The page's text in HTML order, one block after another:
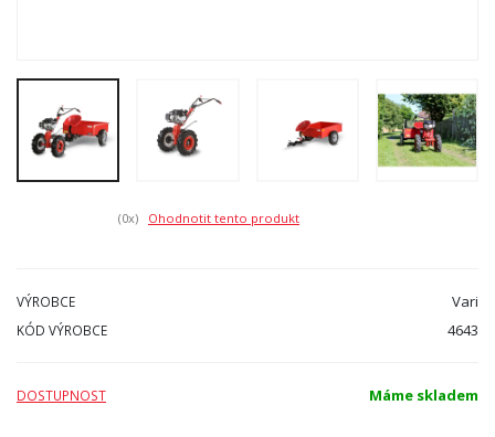
(0x) Ohodnotit tento produkt
VÝROBCE Vari
KÓD VÝROBCE 4643
DOSTUPNOST Máme skladem